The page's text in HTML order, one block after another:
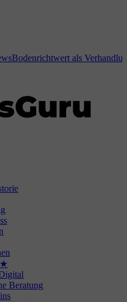
als
★
Beratung